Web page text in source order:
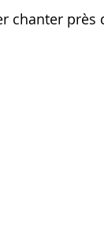
chanter